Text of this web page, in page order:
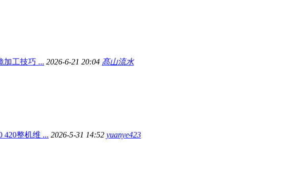
加工技巧 ... 2026-6-21 20:04 髙山流水
420整机维 ... 2026-5-31 14:52 yuanye423